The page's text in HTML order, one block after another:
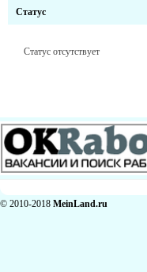
Статус
Статус отсутствует
© 2010-2018 MeinLand.ru